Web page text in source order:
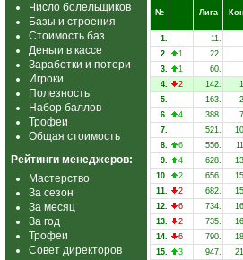
Число болельщиков
Базы и строения
Стоимость баз
Деньги в кассе
Заработки и потери
Игроки
Полезность
Набор баллов
Трофеи
Общая стоимость
Рейтинги менеджеров:
Мастерство
За сезон
За месяц
За год
Трофеи
Совет директоров
№ Лига
1. 11.
2. 1 22.
3. 1 60.
4. 2 142.
5. 163.
6. 4 388.
7. 521.
8. 6 556.
9. 4 628.
10. 2 656.
11. 2 682.
12. 6 734.
13. 2 735.
14. 6 790.
15. 3 947.